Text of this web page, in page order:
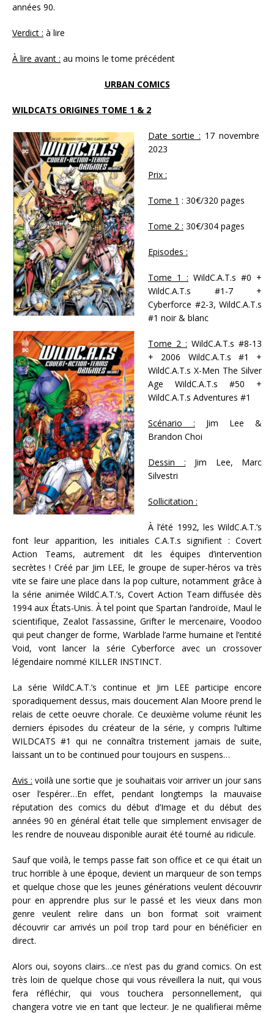
années 90.
Verdict : à lire
À lire avant : au moins le tome précédent
URBAN COMICS
WILDCATS ORIGINES TOME 1 & 2
Date sortie : 17 novembre
2023
Prix :
Tome 1 : 30€/320 pages
Tome 2 : 30€/304 pages
Episodes :
Tome 1 : WildC.A.T.s #0 +
WildC.A.T.s #1-7 +
Cyberforce #2-3, WildC.A.T.s
#1 noir & blanc
Tome 2 : WildC.A.T.s #8-13
+ 2006 WildC.A.T.s #1 +
WildC.A.T.s X-Men The Silver
Age WildC.A.T.s #50 +
WildC.A.T.s Adventures #1
Scénario : Jim Lee &
Brandon Choi
Dessin : Jim Lee, Marc
Silvestri
Sollicitation :
À l’été 1992, les WildC.A.T.’s
font leur apparition, les initiales C.A.T.s signifient : Covert
Action Teams, autrement dit les équipes d’intervention
secrètes ! Créé par Jim LEE, le groupe de super-héros va très
vite se faire une place dans la pop culture, notamment grâce à
la série animée WildC.A.T.’s, Covert Action Team diffusée dès
1994 aux États-Unis. À tel point que Spartan l’androïde, Maul le
scientifique, Zealot l’assassine, Grifter le mercenaire, Voodoo
qui peut changer de forme, Warblade l’arme humaine et l’entité
Void, vont lancer la série Cyberforce avec un crossover
légendaire nommé KILLER INSTINCT.
La série WildC.A.T.’s continue et Jim LEE participe encore
sporadiquement dessus, mais doucement Alan Moore prend le
relais de cette oeuvre chorale. Ce deuxième volume réunit les
derniers épisodes du créateur de la série, y compris l’ultime
WILDCATS #1 qui ne connaîtra tristement jamais de suite,
laissant un to be continued pour toujours en suspens…
Avis : voilà une sortie que je souhaitais voir arriver un jour sans
oser l’espérer…En effet, pendant longtemps la mauvaise
réputation des comics du début d’Image et du début des
années 90 en général était telle que simplement envisager de
les rendre de nouveau disponible aurait été tourné au ridicule.
Sauf que voilà, le temps passe fait son office et ce qui était un
truc horrible à une époque, devient un marqueur de son temps
et quelque chose que les jeunes générations veulent découvrir
pour en apprendre plus sur le passé et les vieux dans mon
genre veulent relire dans un bon format soit vraiment
découvrir car arrivés un poil trop tard pour en bénéficier en
direct.
Alors oui, soyons clairs…ce n’est pas du grand comics. On est
très loin de quelque chose qui vous réveillera la nuit, qui vous
fera réfléchir, qui vous touchera personnellement, qui
changera votre vie en tant que lecteur. Je ne qualifierai même